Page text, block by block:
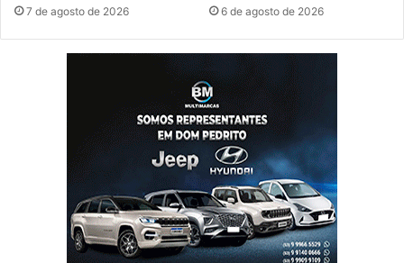
7 de agosto de 2026 6 de agosto de 2026